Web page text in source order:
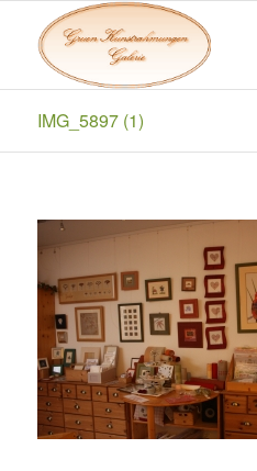
IMG_5897 (1)